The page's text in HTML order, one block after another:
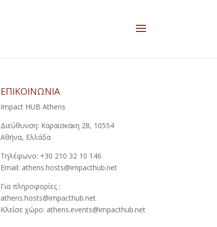
ΕΠΙΚΟΙΝΩΝΙΑ
Impact HUB Athens
Διεύθυνση: Καραϊσκάκη 28, 10554
Αθήνα, Ελλάδα
Τηλέφωνο: +30 210 32 10 146
Email: athens.hosts@impacthub.net
Για πληροφορίες :
athens.hosts@impacthub.net
Κλείσε χώρο: athens.events@impacthub.net